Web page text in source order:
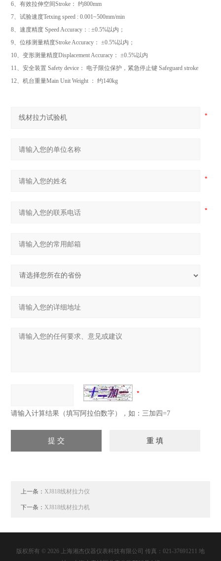
6、有效拉伸空间Stroke ： 约800mm
7、试验速度Tetxing speed : 0.001~500mm/min
8、速度精度 Speed Accuracy ： : ±0.5%以内；
9、位移测量精度Stroke Accuracy ： ±0.5%以内；
10、变形测量精度Displacement Accuracy ： ±0.5%以内
11、安全装置 Safety device ： 电子限位保护，紧急停止键 Safeguard stroke
12、机台重量Main Unit Weight ： 约140kg
请输入计算结果（填写阿拉伯数字），如：三加四=7
上一条：XJ818线材拉力仪
下一条：XJ818线材拉力机
版权所有 © 2026 上海湘杰仪器仪表科技有限公司 传真：021-37691211 地